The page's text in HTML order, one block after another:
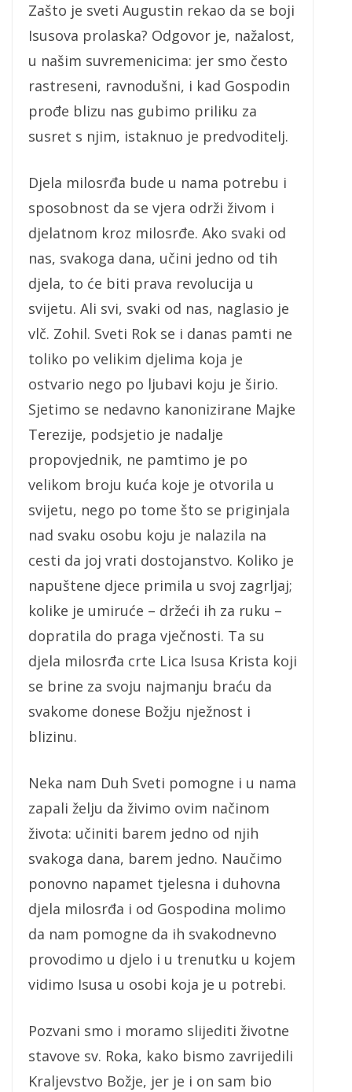
Zašto je sveti Augustin rekao da se boji
Isusova prolaska? Odgovor je, nažalost,
u našim suvremenicima: jer smo često
rastreseni, ravnodušni, i kad Gospodin
prođe blizu nas gubimo priliku za
susret s njim, istaknuo je predvoditelj.
Djela milosrđa bude u nama potrebu i
sposobnost da se vjera održi živom i
djelatnom kroz milosrđe. Ako svaki od
nas, svakoga dana, učini jedno od tih
djela, to će biti prava revolucija u
svijetu. Ali svi, svaki od nas, naglasio je
vlč. Zohil. Sveti Rok se i danas pamti ne
toliko po velikim djelima koja je
ostvario nego po ljubavi koju je širio.
Sjetimo se nedavno kanonizirane Majke
Terezije, podsjetio je nadalje
propovjednik, ne pamtimo je po
velikom broju kuća koje je otvorila u
svijetu, nego po tome što se priginjala
nad svaku osobu koju je nalazila na
cesti da joj vrati dostojanstvo. Koliko je
napuštene djece primila u svoj zagrljaj;
kolike je umiruće – držeći ih za ruku –
dopratila do praga vječnosti. Ta su
djela milosrđa crte Lica Isusa Krista koji
se brine za svoju najmanju braću da
svakome donese Božju nježnost i
blizinu.
Neka nam Duh Sveti pomogne i u nama
zapali želju da živimo ovim načinom
života: učiniti barem jedno od njih
svakoga dana, barem jedno. Naučimo
ponovno napamet tjelesna i duhovna
djela milosrđa i od Gospodina molimo
da nam pomogne da ih svakodnevno
provodimo u djelo i u trenutku u kojem
vidimo Isusa u osobi koja je u potrebi.
Pozvani smo i moramo slijediti životne
stavove sv. Roka, kako bismo zavrijedili
Kraljevstvo Božje, jer je i on sam bio